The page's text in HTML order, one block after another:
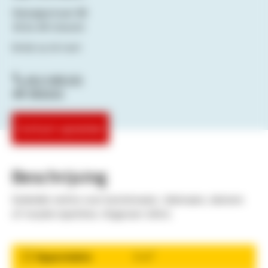
Vlampijpstraat 80
0621585335
Contact opnemen
Beschrijving
Gedeelde ruimte voor kunstenaars, tekenaars, dansers
Oppervlakte 0 m2